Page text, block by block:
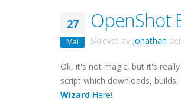
27
Mai
OpenShot
Skrevet av Jonathan
Ok, it's not magic, but it's
script which downloads,
Wizard Here!